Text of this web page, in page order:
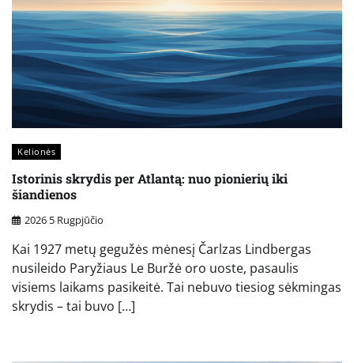
Kelionės
Istorinis skrydis per Atlantą: nuo pionierių iki
šiandienos
2026 5 Rugpjūčio
Kai 1927 metų gegužės mėnesį Čarlzas Lindbergas
nusileido Paryžiaus Le Buržė oro uoste, pasaulis
visiems laikams pasikeitė. Tai nebuvo tiesiog sėkmingas
skrydis – tai buvo […]